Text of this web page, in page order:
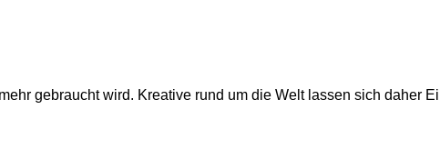
gebraucht wird. Kreative rund um die Welt lassen sich daher